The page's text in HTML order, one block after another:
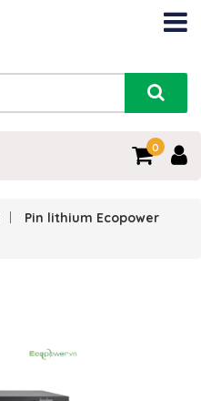
0
Pin lithium Ecopower